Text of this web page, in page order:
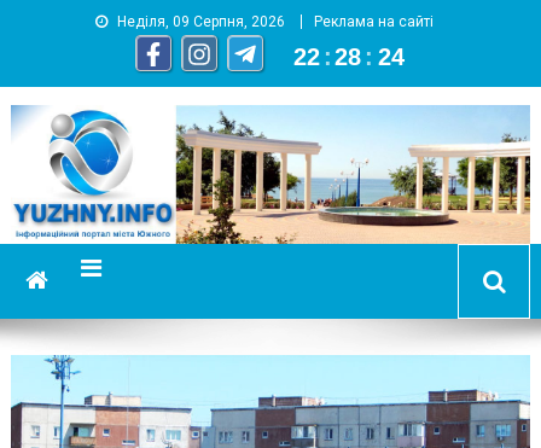
Неділя, 09 Серпня, 2026 Реклама на сайті
22 :28 : 24
YUZHNY.INFO
информационный портал города Южный